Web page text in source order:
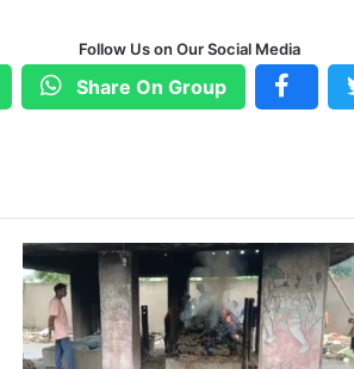
Follow Us on Our Social Media
Share On Group